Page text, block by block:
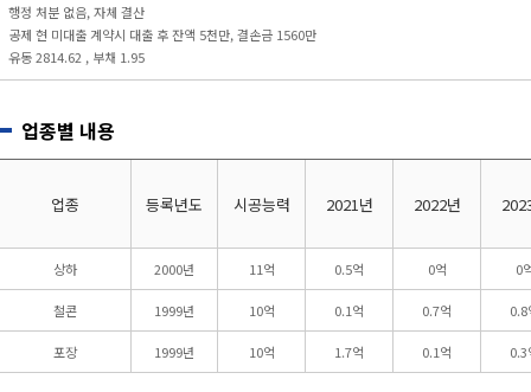
행정 처분 없음, 자체 결산
공제 현 미대출 계약시 대출 후 잔액 5천만, 결손금 1560만
유동 2814.62 , 부채 1.95
업종별 내용
업종 등록년도 시공능력 2021년 2022년
상하 2000년 11억 0.5억 0억 0
철콘 1999년 10억 0.1억 0.7억 0.8
포장 1999년 10억 1.7억 0.1억 0.3